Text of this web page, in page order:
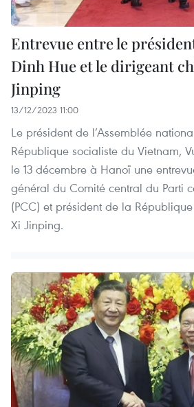
Entrevue entre le
Dinh Hue et le dirigeant
Jinping
13/12/2023 11:00
Le président de l’Assemblée
République socialiste du Vietnam,
le 13 décembre à Hanoï une
général du Comité central du Parti
(PCC) et président de la
Xi Jinping.